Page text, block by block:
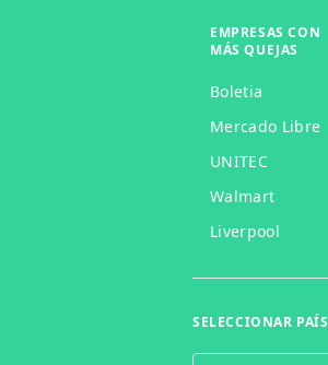
EMPRESAS CON
MÁS QUEJAS
Boletia
Mercado Libre
UNITEC
Walmart
Liverpool
SELECCIONAR PAÍS